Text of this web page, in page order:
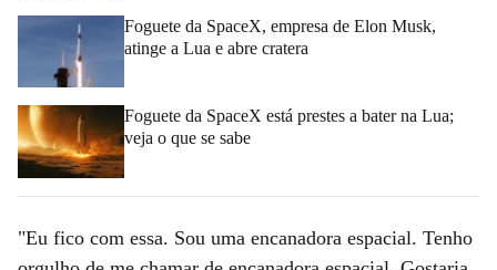
Foguete da SpaceX, empresa de Elon Musk,
atinge a Lua e abre cratera
Foguete da SpaceX está prestes a bater na Lua;
veja o que se sabe
"Eu fico com essa. Sou uma encanadora espacial. Tenho